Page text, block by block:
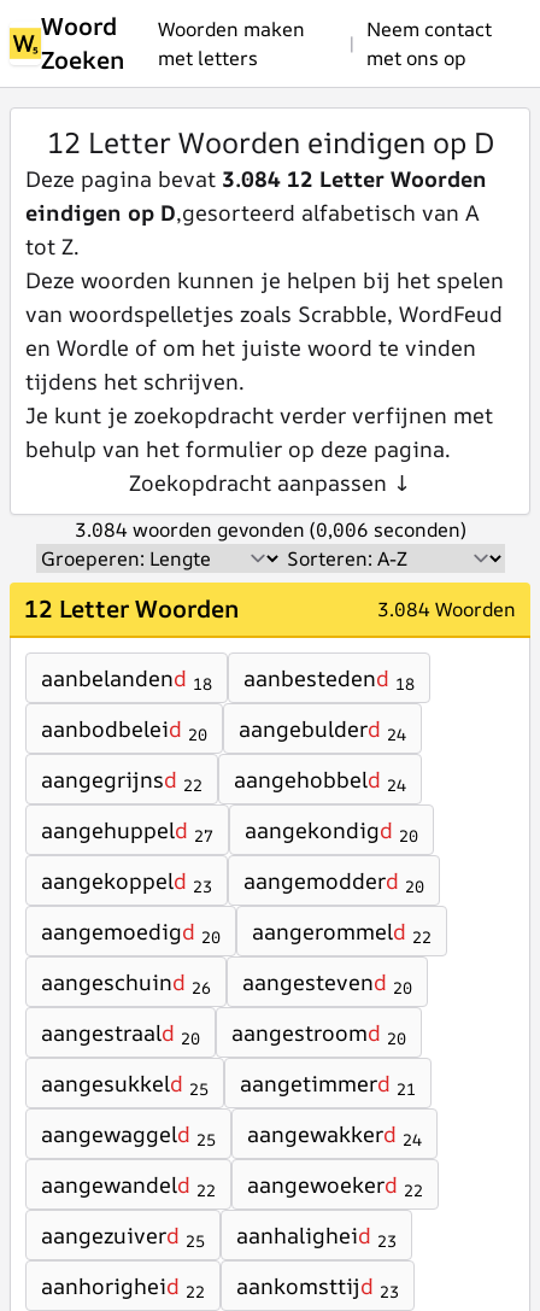
Woord
Zoeken
Woorden maken
met letters
|
Neem contact
met ons op
12 Letter Woorden eindigen op D
Deze pagina bevat 3.084 12 Letter Woorden
eindigen op D,gesorteerd alfabetisch van A
tot Z.
Deze woorden kunnen je helpen bij het spelen
van woordspelletjes zoals Scrabble, WordFeud
en Wordle of om het juiste woord te vinden
tijdens het schrijven.
Je kunt je zoekopdracht verder verfijnen met
behulp van het formulier op deze pagina.
Zoekopdracht aanpassen ↓
3.084 woorden gevonden (0,006 seconden)
12 Letter Woorden 3.084 Woorden
aanbelandend 18 aanbestedend 18
aanbodbeleid 20 aangebulderd 24
aangegrijnsd 22 aangehobbeld 24
aangehuppeld 27 aangekondigd 20
aangekoppeld 23 aangemodderd 20
aangemoedigd 20 aangerommeld 22
aangeschuind 26 aangestevend 20
aangestraald 20 aangestroomd 20
aangesukkeld 25 aangetimmerd 21
aangewaggeld 25 aangewakkerd 24
aangewandeld 22 aangewoekerd 22
aangezuiverd 25 aanhaligheid 23
aanhorigheid 22 aankomsttijd 23